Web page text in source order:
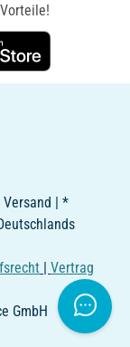
| *
|Vertrag
GmbH